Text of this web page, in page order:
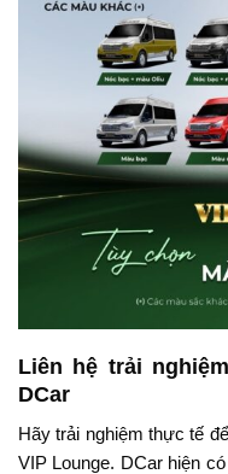
Liên hệ trải
DCar
Hãy trải nghiệm thực tế
VIP Lounge. DCar hiện